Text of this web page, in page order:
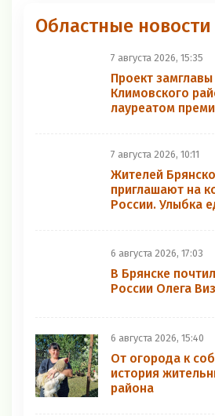
Областные новости
7 августа 2026, 15:35
Проект
Климовского
лауреатом
7 августа 2026, 10:11
Жителей
приглашают на
России. Улыбка
6 августа 2026, 17:03
В Брянске
России Олега
6 августа 2026, 15:40
От огорода к
история
района